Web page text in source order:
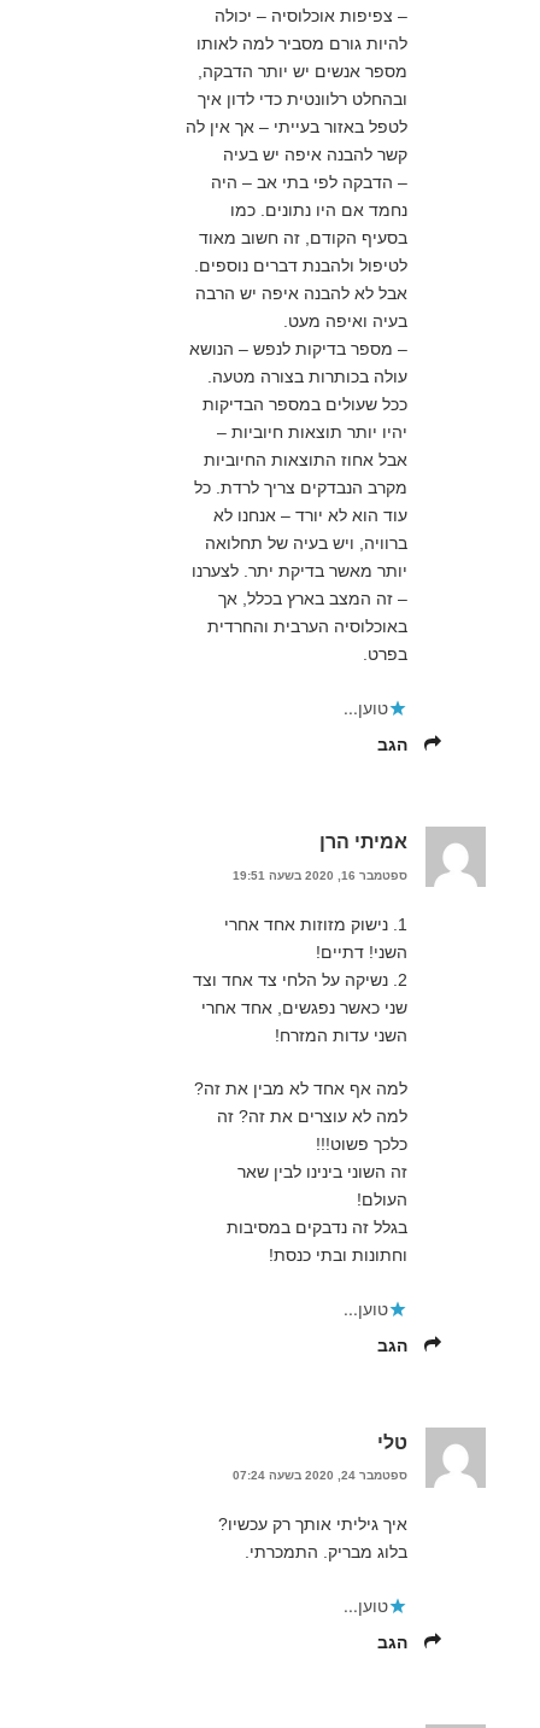
– צפיפות אוכלוסיה – יכולה
להיות גורם מסביר למה לאותו
מספר אנשים יש יותר הדבקה,
ובהחלט רלוונטית כדי לדון איך
לטפל באזור בעייתי – אך אין לה
קשר להבנה איפה יש בעיה
– הדבקה לפי בתי אב – היה
נחמד אם היו נתונים. כמו
בסעיף הקודם, זה חשוב מאוד
לטיפול ולהבנת דברים נוספים.
אבל לא להבנה איפה יש הרבה
בעיה ואיפה מעט.
– מספר בדיקות לנפש – הנושא
עולה בכותרות בצורה מטעה.
ככל שעולים במספר הבדיקות
יהיו יותר תוצאות חיוביות –
אבל אחוז התוצאות החיוביות
מקרב הנבדקים צריך לרדת. כל
עוד הוא לא יורד – אנחנו לא
ברוויה, ויש בעיה של תחלואה
יותר מאשר בדיקת יתר. לצערנו
– זה המצב בארץ בכלל, אך
באוכלוסיה הערבית והחרדית
בפרט.
טוען...
הגב
אמיתי הרן
ספטמבר 16, 2020 בשעה 19:51
1. נישוק מזוזות אחד אחרי
השני! דתיים!
2. נשיקה על הלחי צד אחד וצד
שני כאשר נפגשים, אחד אחרי
השני עדות המזרח!
למה אף אחד לא מבין את זה?
למה לא עוצרים את זה? זה
כלכך פשוט!!!
זה השוני בינינו לבין שאר
העולם!
בגלל זה נדבקים במסיבות
וחתונות ובתי כנסת!
טוען...
הגב
טלי
ספטמבר 24, 2020 בשעה 07:24
איך גיליתי אותך רק עכשיו?
בלוג מבריק. התמכרתי.
טוען...
הגב